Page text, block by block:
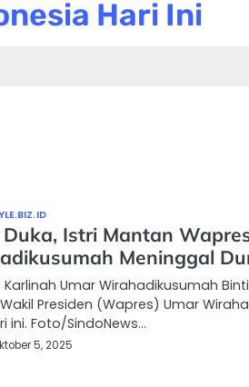
Hari Ini
Istri Mantan
Meninggal
Umar Wirahadikusumah
Presiden (Wapres) Umar
ini. Foto/SindoNews…
5, 2025